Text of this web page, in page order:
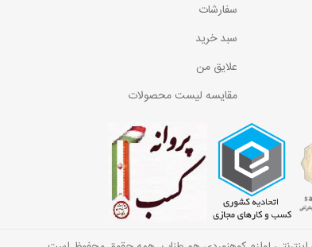
سفارشات
سبد خرید
علایق من
مقایسه لیست محصولات